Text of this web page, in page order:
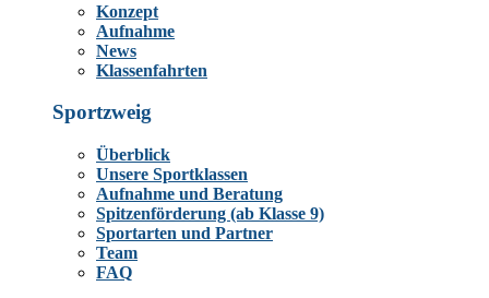
Konzept
Aufnahme
News
Klassenfahrten
Sportzweig
Überblick
Unsere Sportklassen
Aufnahme und Beratung
Spitzenförderung (ab Klasse 9)
Sportarten und Partner
Team
FAQ